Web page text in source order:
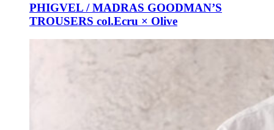
PHIGVEL / MADRAS GOODMAN’S
TROUSERS col.Ecru × Olive